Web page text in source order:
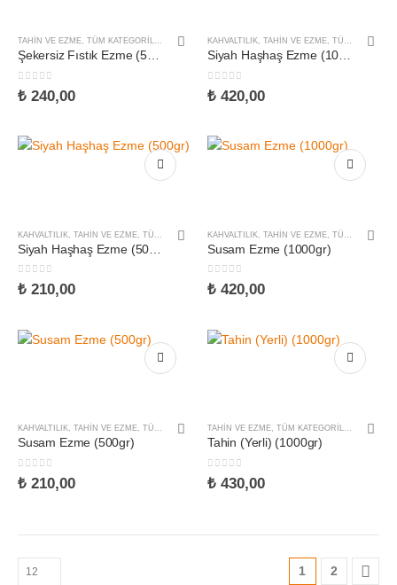
TAHIN VE EZME TÜM KATEGORILER
Şekersiz Fıstık Ezme (500gr)
05 üzerinden
₺ 240,00
KAHVALTILIK TAHIN VE EZME TÜM KATEGORILER
05 üzerinden
₺ 420,00
KAHVALTILIK TAHIN VE EZME TÜM KATEGORILER
05 üzerinden
₺ 210,00
KAHVALTILIK TAHIN VE EZME TÜM KATEGORILER
Susam Ezme (1000gr)
05 üzerinden
₺ 420,00
KAHVALTILIK, TAHIN VE EZME, TÜM KATEGORILER
Susam Ezme (500gr)
05 üzerinden
₺ 210,00
TAHIN VE EZME, TÜM KATEGORILER
Tahin (Yerli) (1000gr)
05 üzerinden
₺ 430,00
1 2